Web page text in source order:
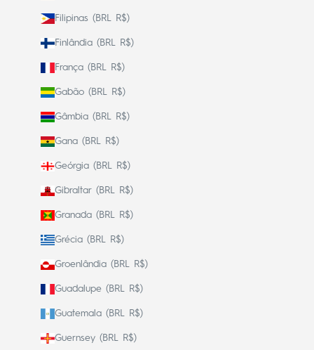
Filipinas (BRL R$)
Finlândia (BRL R$)
França (BRL R$)
Gabão (BRL R$)
Gâmbia (BRL R$)
Gana (BRL R$)
Geórgia (BRL R$)
Gibraltar (BRL R$)
Granada (BRL R$)
Grécia (BRL R$)
Groenlândia (BRL R$)
Guadalupe (BRL R$)
Guatemala (BRL R$)
Guernsey (BRL R$)